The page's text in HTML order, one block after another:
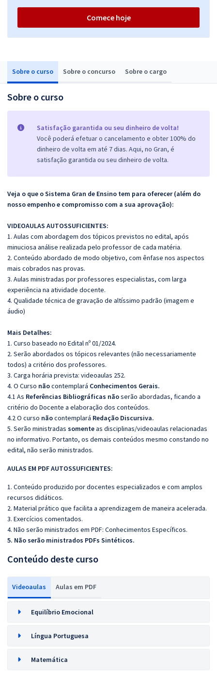
Sobre o curso Sobre o concurso Sobre o cargo
Sobre o curso
Satisfação garantida ou seu dinheiro de volta!
Você poderá efetuar o cancelamento e obter 100% do
dinheiro de volta em até 7 dias. Aqui, no Gran, é
satisfação garantida ou seu dinheiro de volta.
Veja o que o Sistema Gran de Ensino tem para oferecer (além do
nosso empenho e compromisso com a sua aprovação):
VIDEOAULAS AUTOSSUFICIENTES:
1. Aulas com abordagem dos tópicos previstos no edital, após
minuciosa análise realizada pelo professor de cada matéria.
2. Conteúdo abordado de modo objetivo, com ênfase nos aspectos
mais cobrados nas provas.
3. Aulas ministradas por professores especialistas, com larga
experiência na atividade docente.
4. Qualidade técnica de gravação de altíssimo padrão (imagem e
áudio)
Mais Detalhes:
1. Curso baseado no Edital nº 01/2024.
2. Serão abordados os tópicos relevantes (não necessariamente
todos) a critério dos professores.
3. Carga horária prevista: videoaulas 252.
4. O Curso nãocontemplará Conhecimentos Gerais.
4.1 As Referências Bibliográficas nãoserão abordadas, ficando a
critério do Docente a elaboração dos conteúdos.
4.2 O curso nãocontemplará Redação Discursiva.
5. Serão ministradas somenteas disciplinas/videoaulas relacionadas
no informativo. Portanto, os demais conteúdos mesmo constando no
edital, não serão ministrados.
AULAS EM PDF AUTOSSUFICIENTES:
1. Conteúdo produzido por docentes especializados e com amplos
recursos didáticos.
2. Material prático que facilita a aprendizagem de maneira acelerada.
3. Exercícios comentados.
4. Não serão ministrados em PDF: Conhecimentos Específicos.
5. Não serão ministrados PDFs Sintéticos.
Conteúdo deste curso
Videoaulas Aulas em PDF
Equilíbrio Emocional
Língua Portuguesa
Matemática
Comece hoje